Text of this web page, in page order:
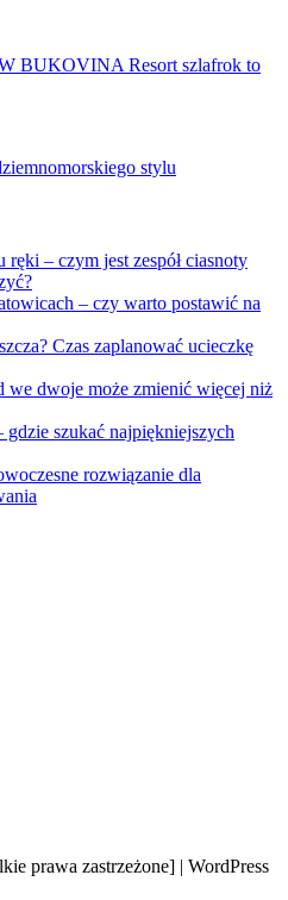
BUKOVINA Resort szlafrok to
stylu
– czym jest zespół ciasnoty
– czy warto postawić na
Czas zaplanować ucieczkę
we dwoje może zmienić więcej niż
gdzie szukać najpiękniejszych
rozwiązanie dla
prawa zastrzeżone] | WordPress